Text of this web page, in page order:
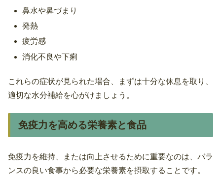
鼻水や鼻づまり
発熱
疲労感
消化不良や下痢
これらの症状が見られた場合、まずは十分な休息を取り、
適切な水分補給を心がけましょう。
免疫力を高める栄養素と食品
免疫力を維持、または向上させるために重要なのは、バラ
ンスの良い食事から必要な栄養素を摂取することです。